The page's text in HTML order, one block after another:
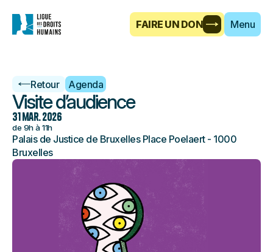
FAIRE UN DON Menu
Retour Agenda
Visite d’audience
31 mar. 2026
de 9h à 11h
Palais de Justice de Bruxelles Place Poelaert - 1000
Bruxelles